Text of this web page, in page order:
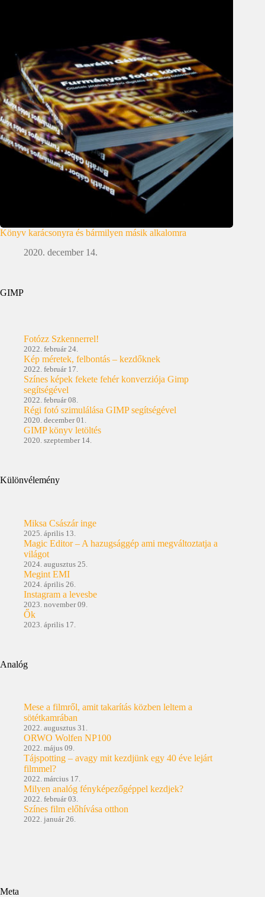
Könyv karácsonyra és bármilyen másik alkalomra
2020. december 14.
GIMP
Fotózz Szkennerrel!
2022. február 24.
Kép méretek, felbontás – kezdőknek
2022. február 17.
Színes képek fekete fehér konverziója Gimp
segítségével
2022. február 08.
Régi fotó szimulálása GIMP segítségével
2020. december 01.
GIMP könyv letöltés
2020. szeptember 14.
Különvélemény
Miksa Császár inge
2025. április 13.
Magic Editor – A hazugsággép ami megváltoztatja a
világot
2024. augusztus 25.
Megint EMI
2024. április 26.
Instagram a levesbe
2023. november 09.
Ők
2023. április 17.
Analóg
Mese a filmről, amit takarítás közben leltem a
sötétkamrában
2022. augusztus 31.
ORWO Wolfen NP100
2022. május 09.
Tájspotting – avagy mit kezdjünk egy 40 éve lejárt
filmmel?
2022. március 17.
Milyen analóg fényképezőgéppel kezdjek?
2022. február 03.
Színes film előhívása otthon
2022. január 26.
Meta